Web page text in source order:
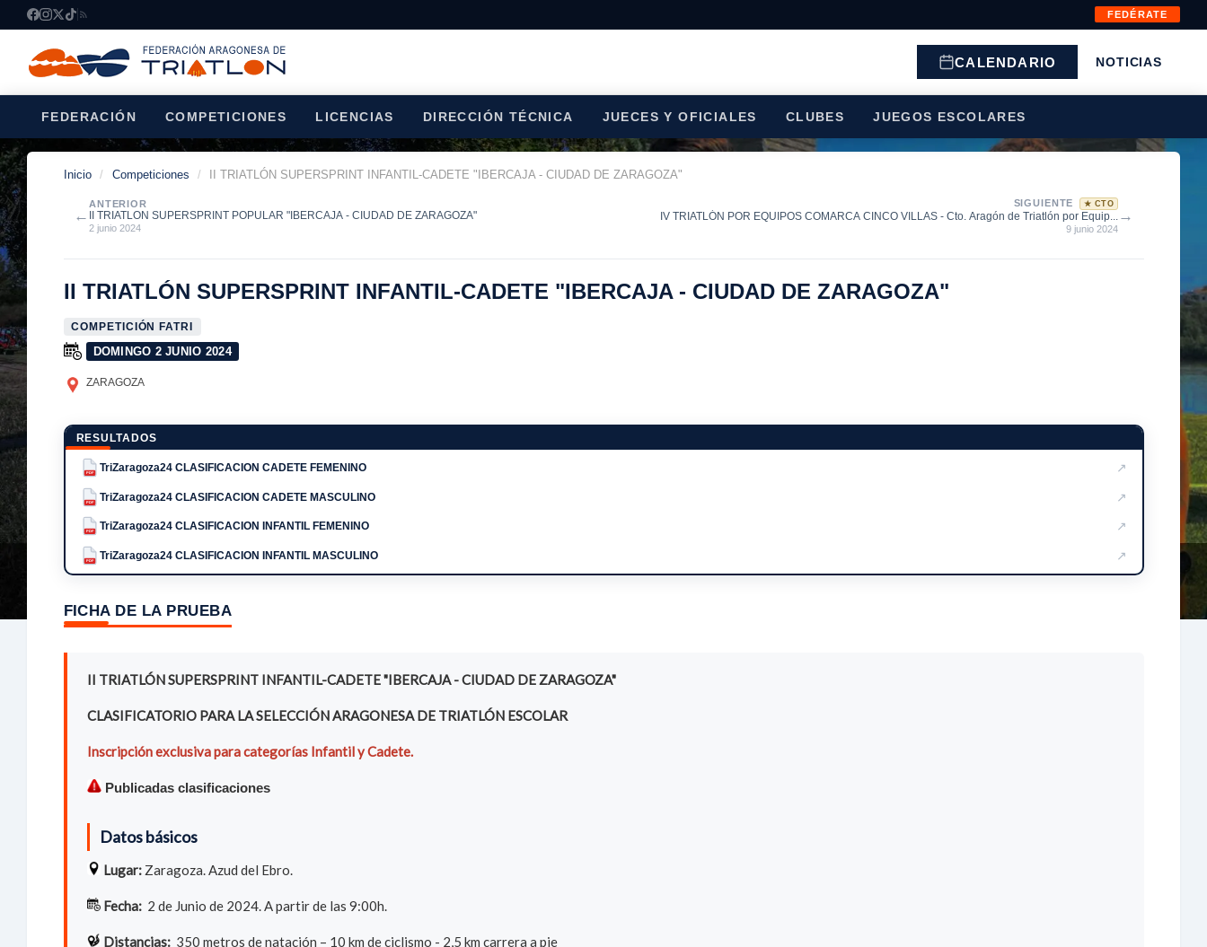
FEDÉRATE
CALENDARIO NOTICIAS
FEDERACIÓN COMPETICIONES LICENCIAS DIRECCIÓN TÉCNICA JUECES Y OFICIALES CLUBES JUEGOS ESCOLARES
Inicio / Competiciones / II TRIATLÓN SUPERSPRINT INFANTIL-CADETE "IBERCAJA - CIUDAD DE ZARAGOZA"
←
ANTERIOR
II TRIATLON SUPERSPRINT POPULAR "IBERCAJA - CIUDAD DE ZARAGOZA"
2 junio 2024
SIGUIENTE ★ CTO
IV TRIATLÓN POR EQUIPOS COMARCA CINCO VILLAS - Cto. Aragón de Triatlón por Equip...
9 junio 2024
→
II TRIATLÓN SUPERSPRINT INFANTIL-CADETE "IBERCAJA - CIUDAD DE ZARAGOZA"
COMPETICIÓN FATRI
DOMINGO 2 JUNIO 2024
ZARAGOZA
RESULTADOS
PDF TriZaragoza24 CLASIFICACION CADETE FEMENINO ↗
PDF TriZaragoza24 CLASIFICACION CADETE MASCULINO ↗
PDF TriZaragoza24 CLASIFICACION INFANTIL FEMENINO ↗
PDF TriZaragoza24 CLASIFICACION INFANTIL MASCULINO ↗
FICHA DE LA PRUEBA
II TRIATLÓN SUPERSPRINT INFANTIL-CADETE "IBERCAJA - CIUDAD DE ZARAGOZA"
CLASIFICATORIO PARA LA SELECCIÓN ARAGONESA DE TRIATLÓN ESCOLAR
Inscripción exclusiva para categorías Infantil y Cadete.
Publicadas clasificaciones
Datos básicos
Lugar: Zaragoza. Azud del Ebro.
Fecha: 2 de Junio de 2024. A partir de las 9:00h.
Distancias: 350 metros de natación – 10 km de ciclismo - 2,5 km carrera a pie